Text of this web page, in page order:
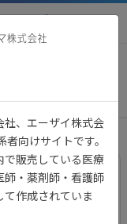
社、エーザイ株式会
向けサイトです。
で販売している医療
師・薬剤師・看護師
作成されていま